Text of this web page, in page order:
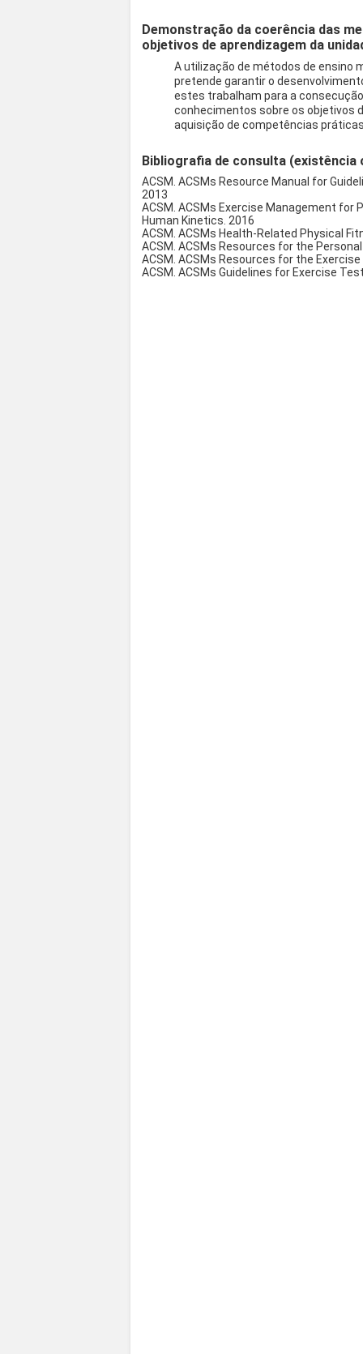
Demonstração da coerência das
objetivos de aprendizagem da
A utilização de métodos de ensino
pretende garantir o
estes trabalham para a
conhecimentos sobre os objetivos
aquisição de competências
Bibliografia de consulta
ACSM. ACSMs Resource Manual for
2013
ACSM. ACSMs Exercise Management for
Human Kinetics. 2016
ACSM. ACSMs Health-Related Physical
ACSM. ACSMs Resources for the
ACSM. ACSMs Resources for the
ACSM. ACSMs Guidelines for Exercise